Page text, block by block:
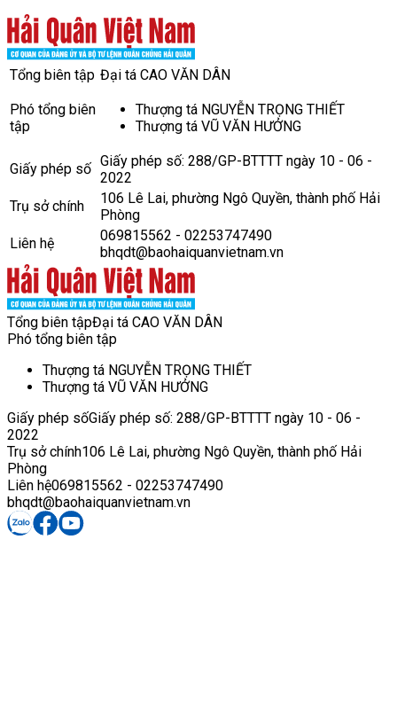
Tổng biên tập Đại tá CAO VĂN DÂN
Phó tổng biên
tập
Thượng tá NGUYỄN TRỌNG THIẾT
Thượng tá VŨ VĂN HƯỞNG
Giấy phép số Giấy phép số: 288/GP-BTTTT ngày 10 - 06 -
2022
Trụ sở chính
106 Lê Lai, phường Ngô Quyền, thành phố Hải
Phòng
Liên hệ
069815562 - 02253747490
bhqdt@baohaiquanvietnam.vn
Tổng biên tậpĐại tá CAO VĂN DÂN
Phó tổng biên tập
Thượng tá NGUYỄN TRỌNG THIẾT
Thượng tá VŨ VĂN HƯỞNG
Giấy phép sốGiấy phép số: 288/GP-BTTTT ngày 10 - 06 -
2022
Trụ sở chính106 Lê Lai, phường Ngô Quyền, thành phố Hải
Phòng
Liên hệ069815562 - 02253747490
bhqdt@baohaiquanvietnam.vn